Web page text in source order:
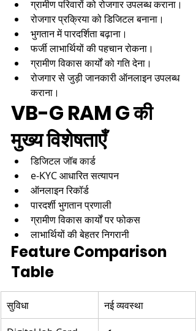
ग्रामीण परिवारों को रोजगार उपलब्ध कराना।
रोजगार प्रक्रिया को डिजिटल बनाना।
भुगतान में पारदर्शिता बढ़ाना।
फर्जी लाभार्थियों की पहचान रोकना।
ग्रामीण विकास कार्यों को गति देना।
रोजगार से जुड़ी जानकारी ऑनलाइन उपलब्ध
कराना।
VB-G RAM G की
मुख्य विशेषताएँ
डिजिटल जॉब कार्ड
e-KYC आधारित सत्यापन
ऑनलाइन रिकॉर्ड
पारदर्शी भुगतान प्रणाली
ग्रामीण विकास कार्यों पर फोकस
लाभार्थियों की बेहतर निगरानी
Feature Comparison
Table
सुविधा
नई व्यवस्था